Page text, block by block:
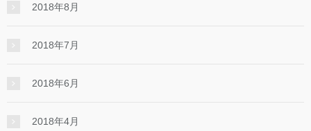
2018年8月
2018年7月
2018年6月
2018年4月